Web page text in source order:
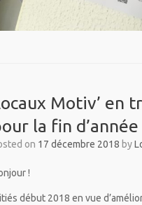
Motiv’ en
la fin d’année
on 17 décembre 2018 by
!
début 2018 en vue